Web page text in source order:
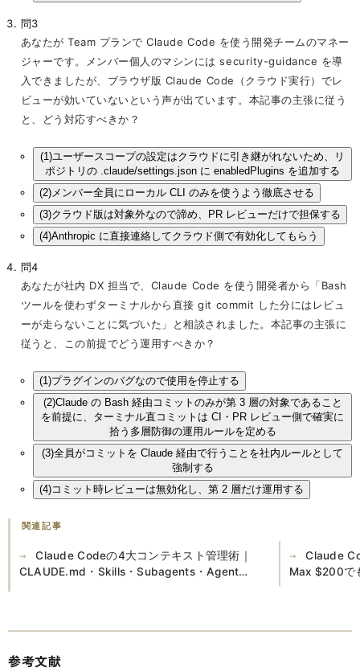
問3
あなたが Team プランで Claude Code を使う開発チームのマネー
ジャーです。メンバー個人のマシンには security-guidance を導
入できましたが、ブラウザ版 Claude Code（クラウド実行）でレ
ビューが効いていないという声が出ています。本記事の主張に従う
と、どう対応すべきか？
(1)ユーザースコープの設定はクラウドに引き継がれないため、リ
ポジトリの .claude/settings.json に enabledPlugins を追加する
(2) メンバー全員にローカル CLI のみを使うよう徹底させる
(3)クラウド版は対象外なので諦め、PR レビューだけで担保する
(4)Anthropic に直接連絡してクラウド側で有効化してもらう
問4
あなたが社内 DX 担当で、Claude Code を使う開発者から「Bash
ツールを使わずターミナルから直接 git commit した分にはレビュ
ーが走らないことに気づいた」と相談されました。本記事の主張に
従うと、この前提でどう運用すべきか？
(1)プラグインのバグなので使用を停止する
(2)Claude の Bash 経由コミットのみが第 3 層の対象であること
を前提に、ターミナル直コミットは CI・PR レビュー側で確実に
拾う多層防御の運用ルールを定める
(3)全員がコミットを Claude 経由で行うことを社内ルールとして
強制する
(4)コミット時レビューは無効化し、第 2 層だけ運用する
関連記事
Claude Codeの4大コンテキスト管理術｜
CLAUDE.md・Skills・Subagents・Agent
Claude
Max $200で
参考文献